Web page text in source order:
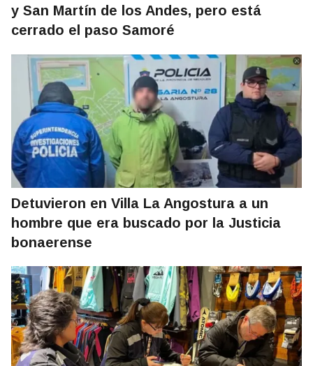
y San Martín de los Andes, pero está
cerrado el paso Samoré
Detuvieron en Villa La Angostura a un
hombre que era buscado por la Justicia
bonaerense